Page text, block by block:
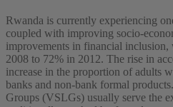
Rwanda is currently experiencing
coupled with improving socio-
improvements in financial
2008 to 72% in 2012. The rise in
increase in the proportion of adults
banks and non-bank formal
Groups (VSLGs) usually serve the